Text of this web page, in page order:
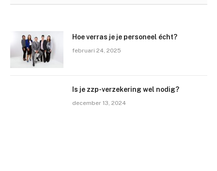
Hoe verras je je personeel écht?
februari 24, 2025
Is je zzp-verzekering wel nodig?
december 13, 2024